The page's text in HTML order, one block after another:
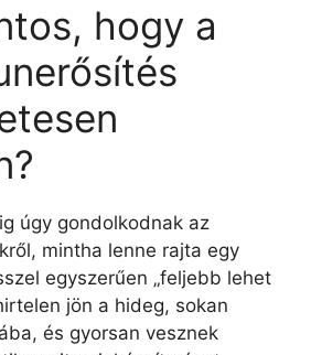
hogy a
úgy gondolkodnak az
mintha lenne rajta egy
egyszerűen „feljebb lehet
jön a hideg, sokan
és gyorsan vesznek